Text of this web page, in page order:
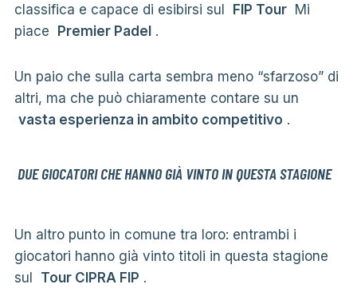
classifica e capace di esibirsi sul FIP TourMi
piace Premier Padel.
Un paio che sulla carta sembra meno “sfarzoso” di
altri, ma che può chiaramente contare su un
vasta esperienza in ambito competitivo .
DUE GIOCATORI CHE HANNO GIÀ VINTO IN QUESTA STAGIONE
Un altro punto in comune tra loro: entrambi i
giocatori hanno già vinto titoli in questa stagione
sul Tour CIPRA FIP .